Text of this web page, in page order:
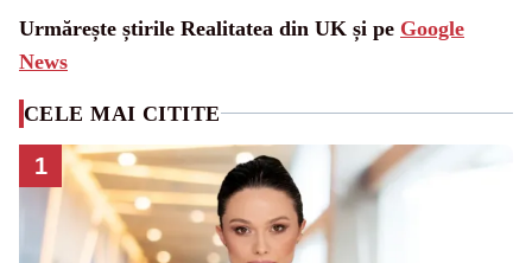
Urmărește știrile Realitatea din UK și pe Google
News
CELE MAI CITITE
1